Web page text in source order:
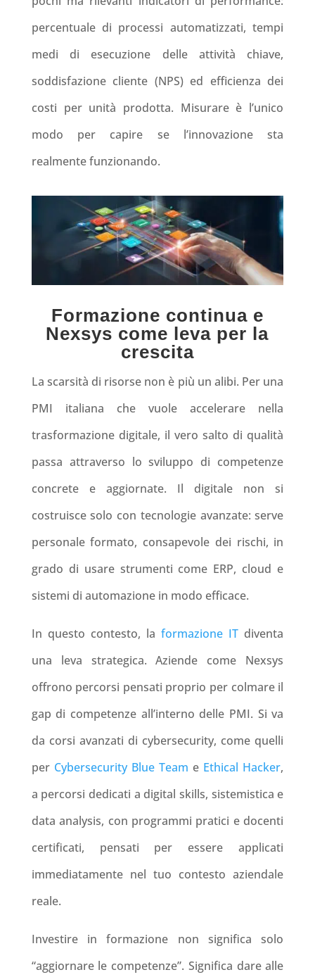
percentuale di processi automatizzati, tempi
medi di esecuzione delle attività chiave,
soddisfazione cliente (NPS) ed efficienza dei
costi per unità prodotta. Misurare è l’unico
modo per capire se l’innovazione sta
realmente funzionando.
Formazione continua e
Nexsys come leva per la
crescita
La scarsità di risorse non è più un alibi. Per una
PMI italiana che vuole accelerare nella
trasformazione digitale, il vero salto di qualità
passa attraverso lo sviluppo di competenze
concrete e aggiornate. Il digitale non si
costruisce solo con tecnologie avanzate: serve
personale formato, consapevole dei rischi, in
grado di usare strumenti come ERP, cloud e
sistemi di automazione in modo efficace.
In questo contesto, laformazione IT diventa
una leva strategica. Aziende come Nexsys
offrono percorsi pensati proprio per colmare il
gap di competenze all’interno delle PMI. Si va
da corsi avanzati di cybersecurity, come quelli
per Cybersecurity Blue Team e Ethical Hacker,
a percorsi dedicati a digital skills, sistemistica e
data analysis, con programmi pratici e docenti
certificati, pensati per essere applicati
immediatamente nel tuo contesto aziendale
reale.
Investire in formazione non significa solo
“aggiornare le competenze”. Significa dare alle